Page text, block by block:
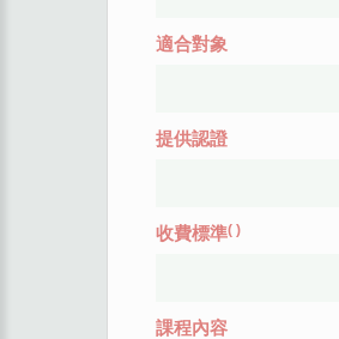
適合對象
提供認證
收費標準( )
課程內容